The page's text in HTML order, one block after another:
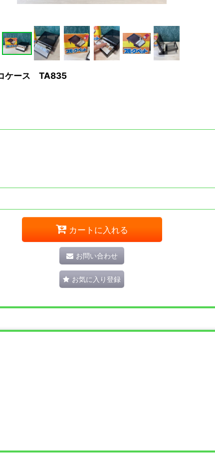
ケース TA835
カートに入れる
お問い合わせ
お気に入り登録